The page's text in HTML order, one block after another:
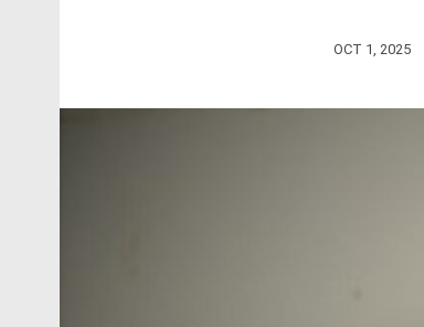
OCT 1, 2025